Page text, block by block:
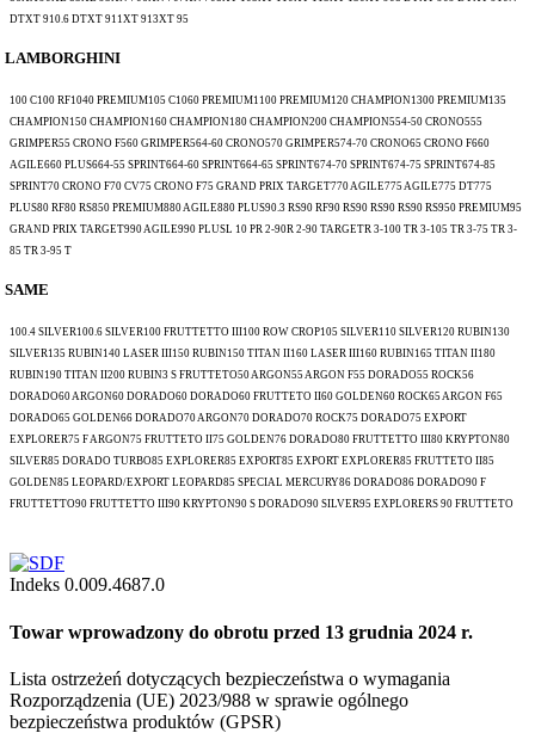
DTXT 910.6 DTXT 911XT 913XT 95
LAMBORGHINI
100 C100 RF1040 PREMIUM105 C1060 PREMIUM1100 PREMIUM120 CHAMPION1300 PREMIUM135
CHAMPION150 CHAMPION160 CHAMPION180 CHAMPION200 CHAMPION554-50 CRONO555
GRIMPER55 CRONO F560 GRIMPER564-60 CRONO570 GRIMPER574-70 CRONO65 CRONO F660
AGILE660 PLUS664-55 SPRINT664-60 SPRINT664-65 SPRINT674-70 SPRINT674-75 SPRINT674-85
SPRINT70 CRONO F70 CV75 CRONO F75 GRAND PRIX TARGET770 AGILE775 AGILE775 DT775
PLUS80 RF80 RS850 PREMIUM880 AGILE880 PLUS90.3 RS90 RF90 RS90 RS90 RS90 RS950 PREMIUM95
GRAND PRIX TARGET990 AGILE990 PLUSL 10 PR 2-90R 2-90 TARGETR 3-100 TR 3-105 TR 3-75 TR 3-
85 TR 3-95 T
SAME
100.4 SILVER100.6 SILVER100 FRUTTETTO III100 ROW CROP105 SILVER110 SILVER120 RUBIN130
SILVER135 RUBIN140 LASER III150 RUBIN150 TITAN II160 LASER III160 RUBIN165 TITAN II180
RUBIN190 TITAN II200 RUBIN3 S FRUTTETO50 ARGON55 ARGON F55 DORADO55 ROCK56
DORADO60 ARGON60 DORADO60 DORADO60 FRUTTETO II60 GOLDEN60 ROCK65 ARGON F65
DORADO65 GOLDEN66 DORADO70 ARGON70 DORADO70 ROCK75 DORADO75 EXPORT
EXPLORER75 F ARGON75 FRUTTETO II75 GOLDEN76 DORADO80 FRUTTETTO III80 KRYPTON80
SILVER85 DORADO TURBO85 EXPLORER85 EXPORT85 EXPORT EXPLORER85 FRUTTETO II85
GOLDEN85 LEOPARD/EXPORT LEOPARD85 SPECIAL MERCURY86 DORADO86 DORADO90 F
FRUTTETTO90 FRUTTETTO III90 KRYPTON90 S DORADO90 SILVER95 EXPLORERS 90 FRUTTETO
Indeks 0.009.4687.0
Towar wprowadzony do obrotu przed 13 grudnia 2024 r.
Lista ostrzeżeń dotyczących bezpieczeństwa o wymagania
Rozporządzenia (UE) 2023/988 w sprawie ogólnego
bezpieczeństwa produktów (GPSR)